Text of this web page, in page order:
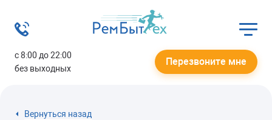
с 8:00 до 22:00
без выходных
Перезвоните мне
Вернуться назад